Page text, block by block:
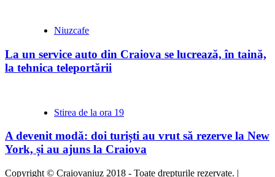
Niuzcafe
La un service auto din Craiova se lucrează, în taină,
la tehnica teleportării
Stirea de la ora 19
A devenit modă: doi turiști au vrut să rezerve la New
York, și au ajuns la Craiova
Copyright © Craiovaniuz 2018 - Toate drepturile rezervate. |